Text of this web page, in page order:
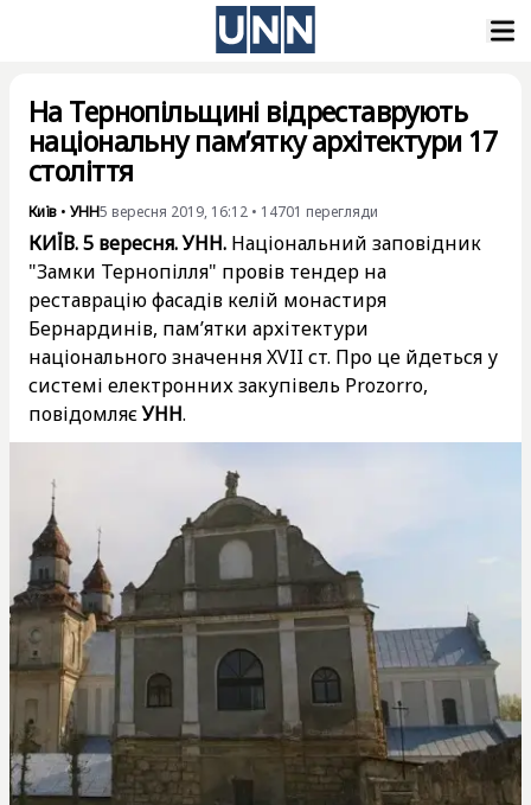
На Тернопільщині відреставрують
національну пам’ятку архітектури 17
століття
Київ • УНН5 вересня 2019, 16:12 • 14701 перегляди
КИЇВ. 5 вересня. УНН. Національний заповідник
"Замки Тернопілля" провів тендер на
реставрацію фасадів келій монастиря
Бернардинів, пам’ятки архітектури
національного значення XVII ст. Про це йдеться у
системі електронних закупівель Рrozorro,
повідомляєУНН.